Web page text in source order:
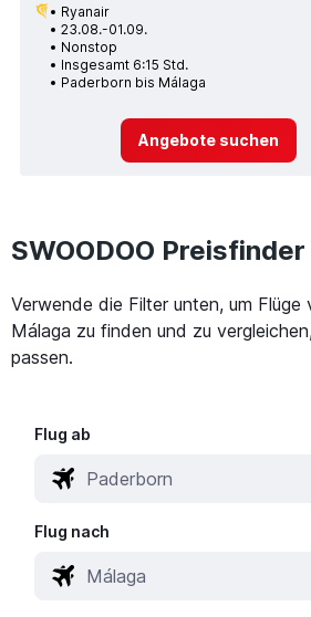
Ryanair
23.08.-01.09.
Nonstop
Insgesamt 6:15 Std.
Paderborn bis Málaga
Angebote suchen
SWOODOO Preisfinder
Verwende die Filter unten, um
Málaga zu finden und zu
passen.
Flug ab
Flug nach